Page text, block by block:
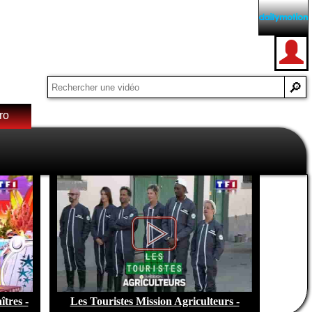
- Les Touristes Mission Agriculteurs -